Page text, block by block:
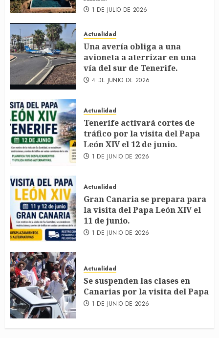
1 DE JULIO DE 2026
Actualidad
Una avería obliga a una
avioneta a aterrizar en una
vía del sur de Tenerife.
4 DE JUNIO DE 2026
Actualidad
Tenerife activará cortes de
tráfico por la visita del Papa
León XIV el 12 de junio.
1 DE JUNIO DE 2026
Actualidad
Gran Canaria se prepara para
la visita del Papa León XIV el
11 de junio.
1 DE JUNIO DE 2026
Actualidad
Se suspenden las clases en
Canarias por la visita del Papa
1 DE JUNIO DE 2026